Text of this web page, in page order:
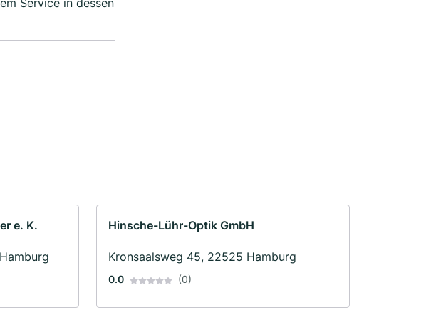
Service in dessen
e. K. Hinsche-Lühr-Optik GmbH
Kronsaalsweg 45, 22525 Hamburg
0.0 (0)